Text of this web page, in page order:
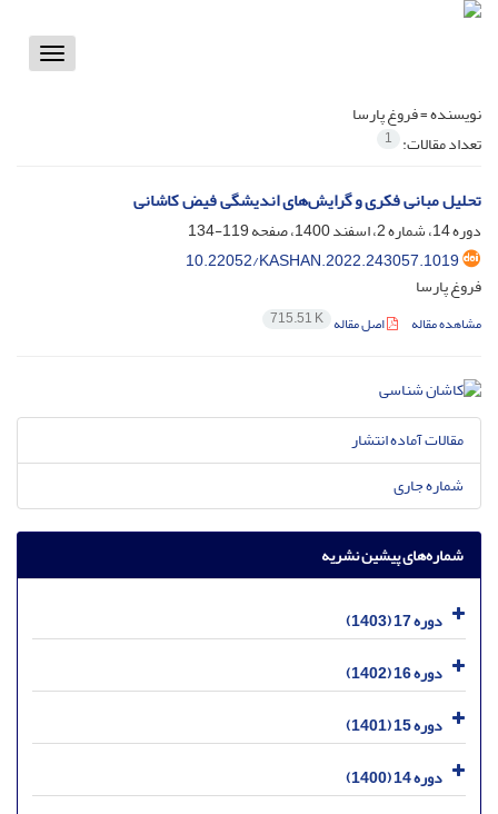
Toggle
نویسنده =فروغ پارسا
تعداد مقالات: 1
تحلیل مبانی فکری و گرایش‌های اندیشگی فیض کاشانی
دوره 14، شماره 2، اسفند 1400، صفحه
119-134
10.22052/KASHAN.2022.243057.1019
فروغ پارسا
مشاهده مقاله اصل مقاله 715.51 K
مقالات آماده انتشار
شماره جاری
شماره‌های پیشین نشریه
دوره 17 (1403)
دوره 16 (1402)
دوره 15 (1401)
دوره 14 (1400)